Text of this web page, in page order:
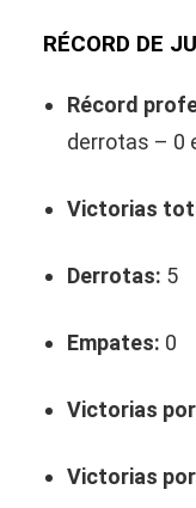
RÉCORD DE
Récord
derrotas – 0
Victorias
Derrotas: 5
Empates: 0
Victorias
Victorias